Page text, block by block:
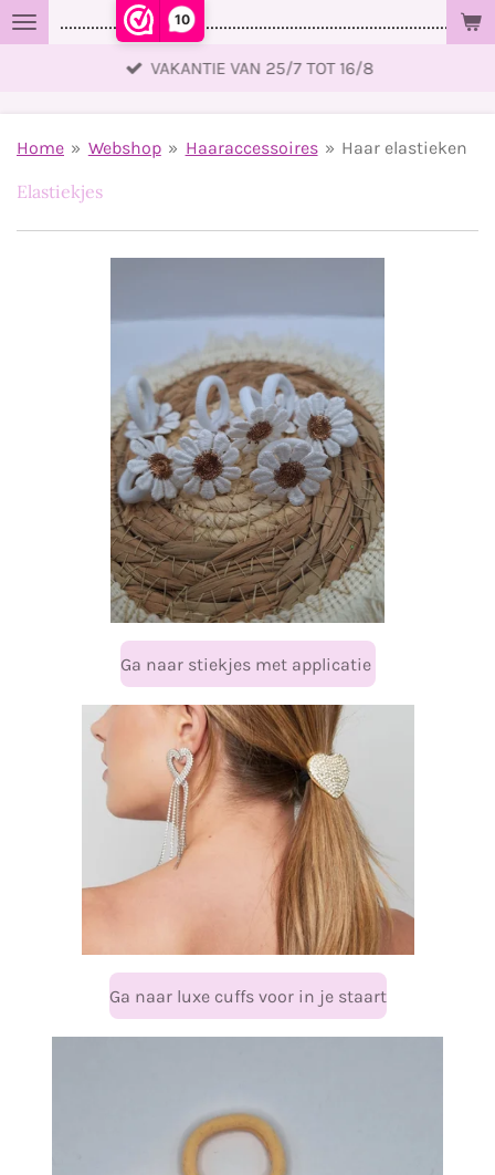
10
Ga
hoofdinhoud
VAKANTIE VAN 25/7 TOT 16/8
Home » Webshop » Haaraccessoires » Haar elastieken
Elastiekjes
Ga naar stiekjes met applicatie
Ga naar luxe cuffs voor in je staart